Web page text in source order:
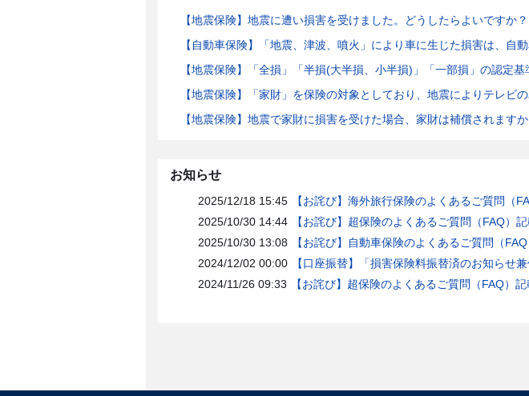
【地震保険】地震に遭い損害を受けました。どうしたらよいですか？
【自動車保険】「地震、津波、噴火」により車に生じた損害は、自
【地震保険】「全損」「半損(大半損、小半損)」「一部損」の認定基
【地震保険】「家財」を保険の対象としており、地震によりテレビ
【地震保険】地震で家財に損害を受けた場合、家財は補償されますか
お知らせ
2025/12/18 15:45
【お詫び】海外旅行保険のよくあるご質問（
2025/10/30 14:44
【お詫び】超保険のよくあるご質問（FAQ）
2025/10/30 13:08
【お詫び】自動車保険のよくあるご質問（
2024/12/02 00:00
【口座振替】「損害保険料振替済のお知らせ
2024/11/26 09:33
【お詫び】超保険のよくあるご質問（FAQ）